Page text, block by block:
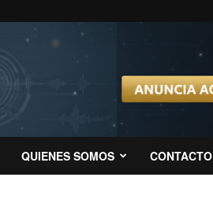
QUIENES SOMOS CONTACTO